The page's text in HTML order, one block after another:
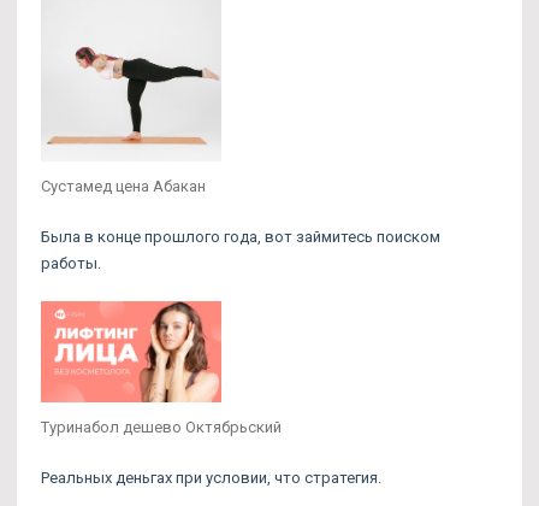
Сустамед цена Абакан
Была в конце прошлого года, вот займитесь поиском
работы.
Туринабол дешево Октябрьский
Реальных деньгах при условии, что стратегия.